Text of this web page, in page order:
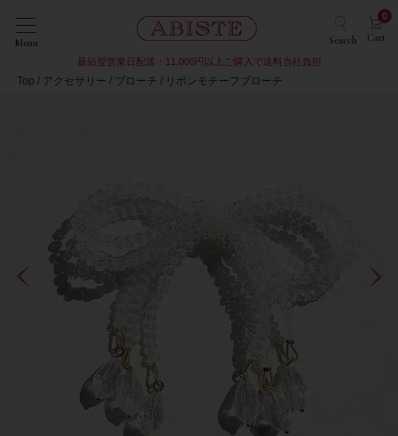
Menu Search Cart
0
最短翌営業日配送・11,000円以上ご購入で送料当社負担
Top アクセサリー ブローチ リボンモチーフブローチ